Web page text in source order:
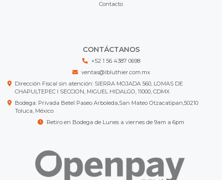
Contacto
CONTÁCTANOS
+52 1 56 4387 0698
ventas@lbluthier.com.mx
Dirección Fiscal sin atención: SIERRA MOJADA 560, LOMAS DE
CHAPULTEPEC I SECCION, MIGUEL HIDALGO, 11000, CDMX
Bodega: Privada Betel Paseo Arboleda,San Mateo Otzacatipan,50210
Toluca, México
Retiro en Bodega de Lunes a viernes de 9am a 6pm